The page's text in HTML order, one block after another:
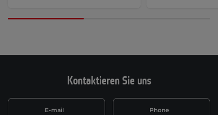
Kontaktieren Sie uns
E-mail Phone